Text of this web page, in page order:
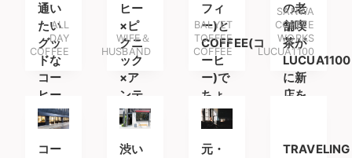
通い
たい
グッ
ドな
コー
ヒー
スタ
ンド
ALL
DAY
COFFEE
ヒー
×ピ
クニ
ック
×ア
ンテ
ィー
ク
WIFE＆
HUSBAND
フィ
ー)と
COFFEE(コ
ーヒ
ー)で
ちょ
っと
良い
時間
BALYET
TOFFEE
COFFEE
の老
舗喫
茶が
LUCUA1100
に新
店を
SANWA
COFFEE
WORKS
LUCUA1100
コー
渋い
元・
TRAVELING